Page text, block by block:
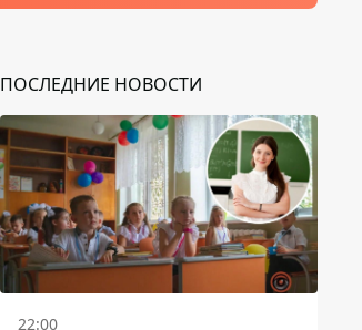
ПОСЛЕДНИЕ НОВОСТИ
22:00